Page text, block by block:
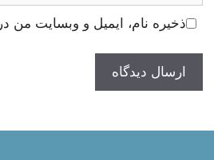
ذخیره نام، ایمیل و وبسایت من